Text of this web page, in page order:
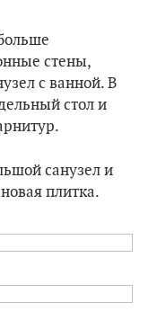
стены,
с ванной. В
стол и
санузел и
плитка.